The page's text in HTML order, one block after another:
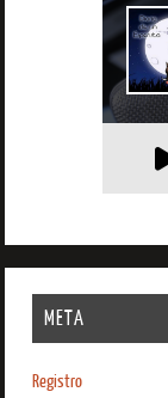
META
Registro